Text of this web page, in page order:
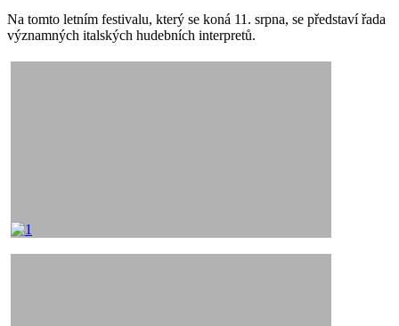
Na tomto letním festivalu, který se koná 11. srpna, se představí řada
významných italských hudebních interpretů.